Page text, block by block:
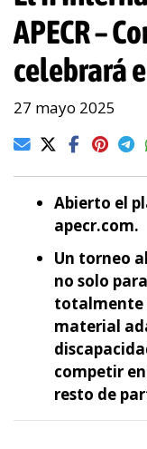
APECR –
celebrará
27 mayo 2025
Abierto el
apecr.com.
Un torneo
no solo
totalmente
material
competir
resto de